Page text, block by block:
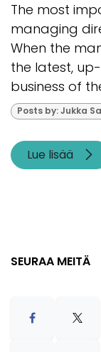
The most
managing
When the
the latest,
business of
Posts by: Jukka
Lue lisää
SEURAA MEITÄ